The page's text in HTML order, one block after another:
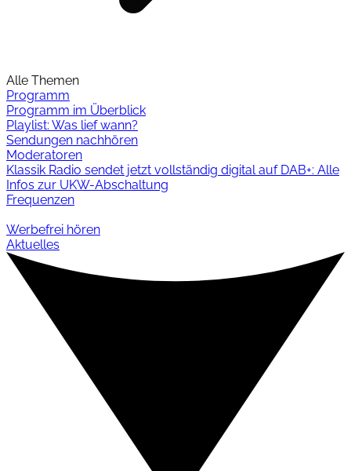
Alle Themen
Programm
Programm im Überblick
Playlist: Was lief wann?
Sendungen nachhören
Moderatoren
Klassik Radio sendet jetzt vollständig digital auf DAB+: Alle
Infos zur UKW-Abschaltung
Frequenzen
Werbefrei hören
Aktuelles